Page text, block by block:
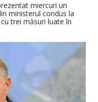
miercuri un
ministerul condus la
trei măsuri luate în